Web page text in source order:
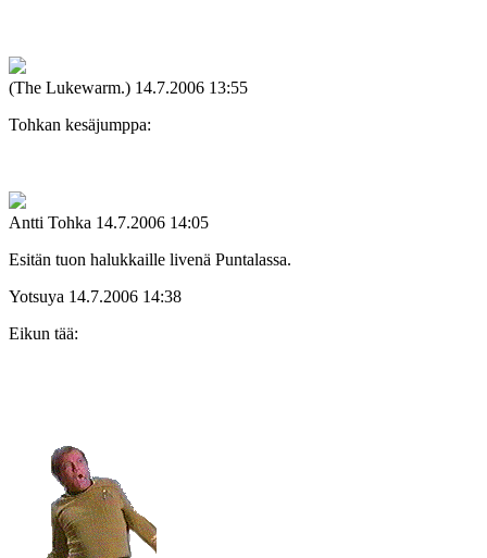
(The Lukewarm.) 14.7.2006 13:55
Tohkan kesäjumppa:
Antti Tohka 14.7.2006 14:05
Esitän tuon halukkaille livenä Puntalassa.
Yotsuya 14.7.2006 14:38
Eikun tää: